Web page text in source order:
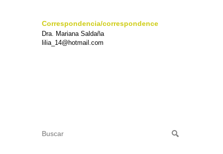
Correspondencia/correspondence
Dra. Mariana Saldaña
lilia_14@hotmail.com